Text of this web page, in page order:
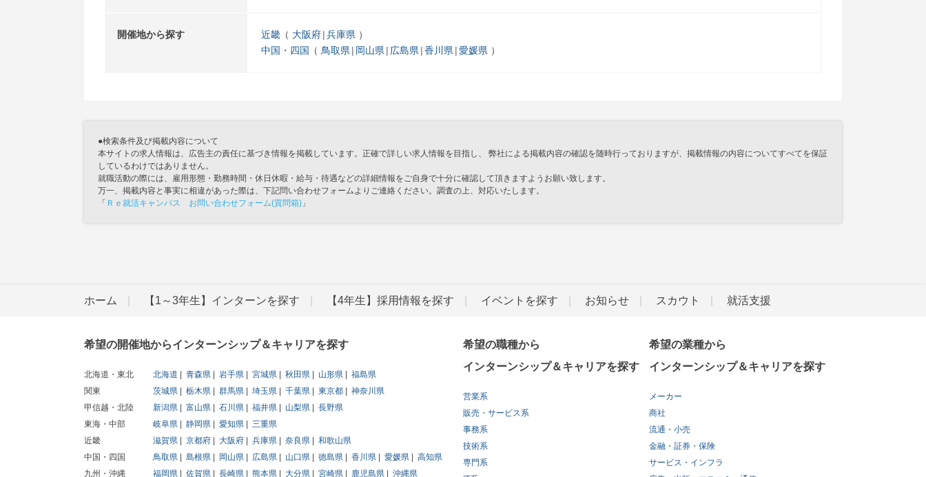
開催地から探す 近畿 大阪府 兵庫県
中国・四国
鳥取県 岡山県 広島県 香川県 愛媛県
●検索条件及び掲載内容について
本サイトの求人情報は、広告主の責任に基づき情報を掲載しています。正確で詳しい求人情報を目指し、 弊社による掲載内容の確認を随時行っておりますが、掲載情報の内容についてすべてを保証
しているわけではありません。
就職活動の際には、雇用形態・勤務時間・休日休暇・給与・待遇などの詳細情報をご自身で十分に確認して頂きますようお願い致します。
万一、掲載内容と事実に相違があった際は、下記問い合わせフォームよりご連絡ください。調査の上、対応いたします。
「 Ｒｅ就活キャンパス お問い合わせフォーム(質問箱) 」
ホーム 【1～3年生】インターンを探す 【4年生】採用情報を探す イベントを探す お知らせ スカウト 就活支援
希望の開催地からインターンシップ＆キャリアを探す
北海道・東北 北海道 青森県 岩手県 宮城県 秋田県 山形県
福島県
関東
茨城県 栃木県 群馬県 埼玉県 千葉県 東京都
神奈川県
甲信越・北陸
新潟県 富山県 石川県 福井県 山梨県
長野県
東海・中部
岐阜県 静岡県 愛知県
三重県
近畿
滋賀県 京都府 大阪府 兵庫県 奈良県
和歌山県
中国・四国
鳥取県 島根県 岡山県 広島県 山口県 徳島県 香川県 愛媛県
高知県
九州・沖縄
福岡県 佐賀県 長崎県 熊本県 大分県 宮崎県 鹿児島県 沖縄県
希望の職種から
インターンシップ＆キャリアを探す
営業系
販売・サービス系
事務系
技術系
専門系
希望の業種から
インターンシップ＆キャリアを探す
メーカー
商社
流通・小売
金融・証券・保険
サービス・インフラ